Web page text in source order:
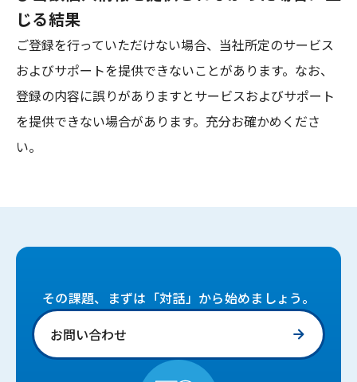
じる結果
ご登録を行っていただけない場合、当社所定のサービス
およびサポートを提供できないことがあります。なお、
登録の内容に誤りがありますとサービスおよびサポート
を提供できない場合があります。充分お確かめくださ
い。
その課題、まずは「対話」から始めましょう。
お問い合わせ